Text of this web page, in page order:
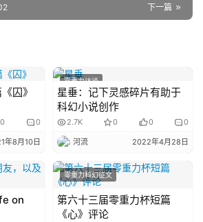
下一篇
囚》
0 0
年8月10日
零重力访谈
星垂：记下灵感碎片有助于
科幻小说创作
2.7K 0 0 0
河流 2022年4月28日
on
零重力科幻征文
第六十三届零重力杯短篇
《心》评论